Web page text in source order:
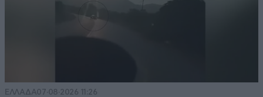
ΕΛΛΑΔΑ07·08·2026 11:26